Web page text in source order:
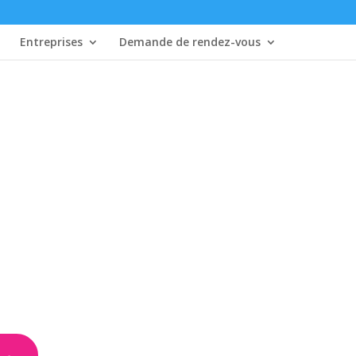
Entreprises Demande de rendez-vous